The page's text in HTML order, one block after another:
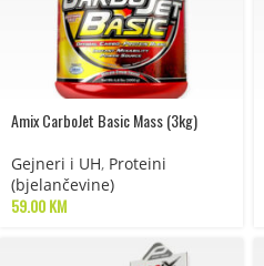
Amix CarboJet Basic Mass (3kg)
Gejneri i UH, Proteini
(bjelančevine)
59.00KM